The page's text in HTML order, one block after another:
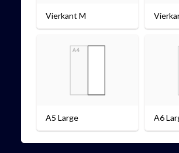
Vierkant M
A5 Large A6